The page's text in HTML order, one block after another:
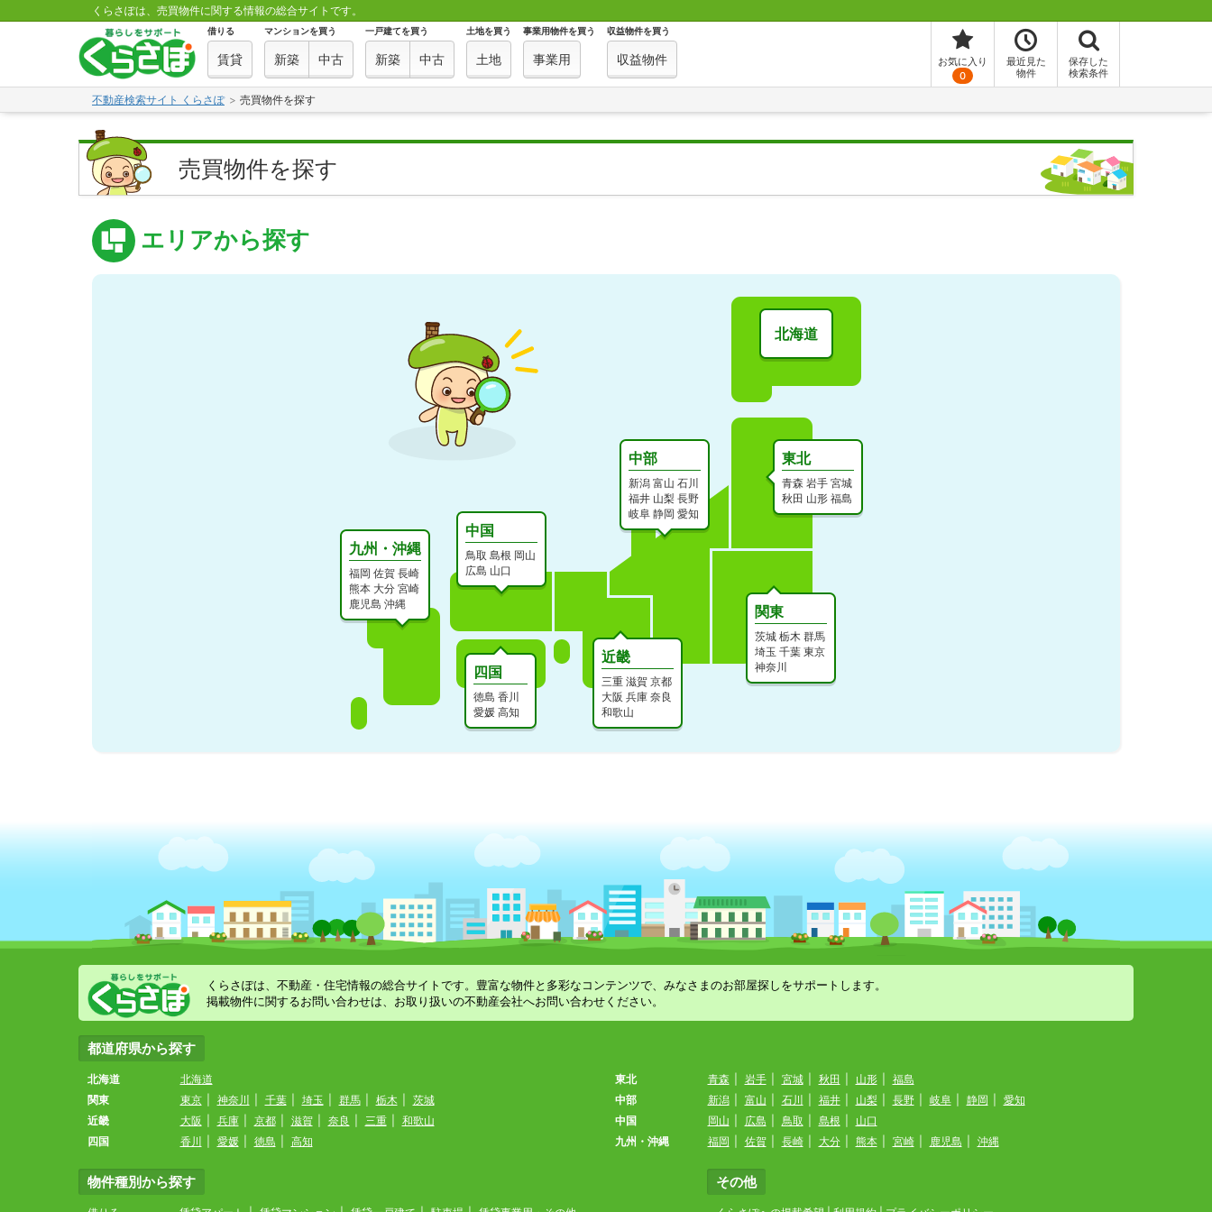
くらさぽは、売買物件に関する情報の総合サイトです。
借りる
賃貸
マンションを買う
新築 中古
一戸建てを買う
新築 中古
土地を買う
土地
事業用物件を買う
事業用
収益物件を買う
収益物件
お気に入り
0
最近見た
物件
保存した
検索条件
不動産検索サイト くらさぽ 売買物件を探す
売買物件を探す
エリアから探す
東北
青森 岩手 宮城
秋田 山形 福島
関東
茨城 栃木 群馬
埼玉 千葉 東京
神奈川
中部
新潟 富山 石川
福井 山梨 長野
岐阜 静岡 愛知
近畿
三重 滋賀 京都
大阪 兵庫 奈良
和歌山
中国
鳥取 島根 岡山
広島 山口
四国
徳島 香川
愛媛 高知
九州・沖縄
福岡 佐賀 長崎
熊本 大分 宮崎
鹿児島 沖縄
北海道
くらさぽは、不動産・住宅情報の総合サイトです。豊富な物件と多彩なコンテンツで、みなさまのお部屋探しをサポートします。
掲載物件に関するお問い合わせは、お取り扱いの不動産会社へお問い合わせください。
都道府県から探す
北海道 北海道 東北 青森 岩手 宮城 秋田 山形
福島
関東
東京 神奈川 千葉 埼玉 群馬 栃木 茨城 中部 新潟 富山 石川 福井 山梨 長野 岐阜 静岡
愛知
近畿
大阪 兵庫 京都 滋賀 奈良 三重 和歌山 中国 岡山 広島 鳥取 島根
山口
四国
香川 愛媛 徳島 高知 九州・沖縄 福岡 佐賀 長崎 大分 熊本 宮崎 鹿児島 沖縄
物件種別から探す その他